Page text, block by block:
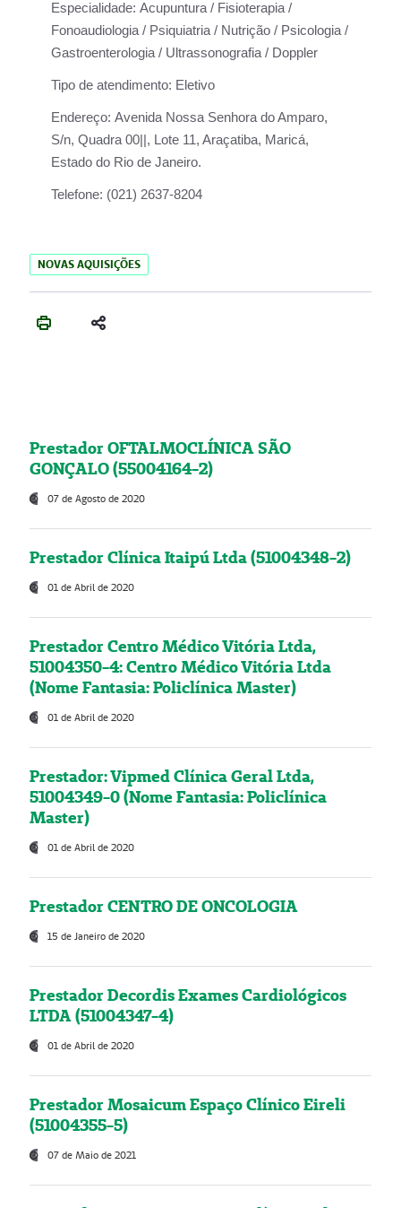
Especialidade: Acupuntura / Fisioterapia /
Fonoaudiologia / Psiquiatria / Nutrição / Psicologia /
Gastroenterologia / Ultrassonografia / Doppler
Tipo de atendimento: Eletivo
Endereço: Avenida Nossa Senhora do Amparo,
S/n, Quadra 00||, Lote 11, Araçatiba, Maricá,
Estado do Rio de Janeiro.
Telefone: (021) 2637-8204
NOVAS AQUISIÇÕES
Prestador OFTALMOCLÍNICA SÃO
GONÇALO (55004164-2)
07 de Agosto de 2020
Prestador Clínica Itaipú Ltda (51004348-2)
01 de Abril de 2020
Prestador Centro Médico Vitória Ltda,
51004350-4: Centro Médico Vitória Ltda
(Nome Fantasia: Policlínica Master)
01 de Abril de 2020
Prestador: Vipmed Clínica Geral Ltda,
51004349-0 (Nome Fantasia: Policlínica
Master)
01 de Abril de 2020
Prestador CENTRO DE ONCOLOGIA
15 de Janeiro de 2020
Prestador Decordis Exames Cardiológicos
LTDA (51004347-4)
01 de Abril de 2020
Prestador Mosaicum Espaço Clínico Eireli
(51004355-5)
07 de Maio de 2021